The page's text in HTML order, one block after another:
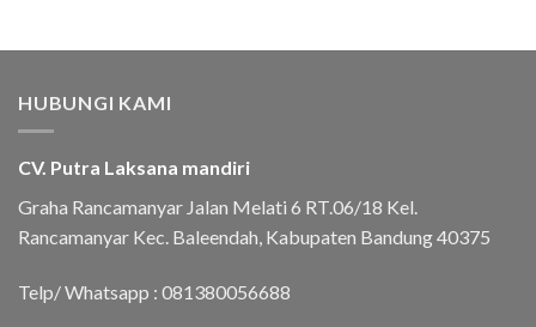
HUBUNGI KAMI
CV. Putra Laksana mandiri
Graha Rancamanyar Jalan Melati 6 RT.06/18 Kel.
Rancamanyar Kec. Baleendah, Kabupaten Bandung 40375
Telp/ Whatsapp : 081380056688